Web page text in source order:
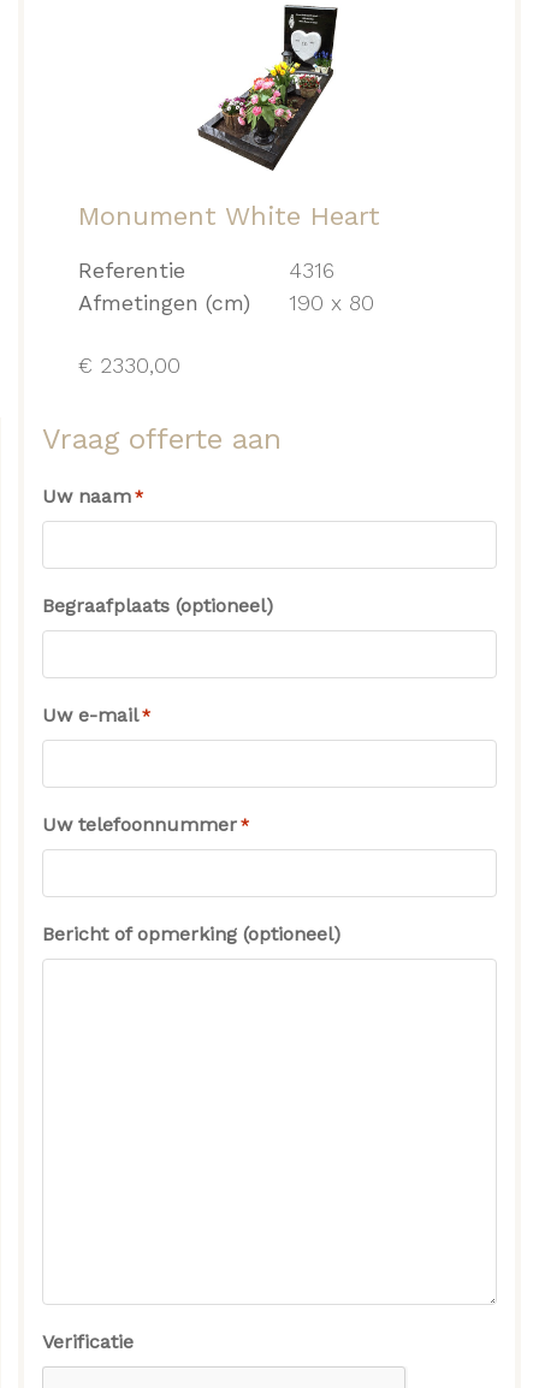
Monument White Heart
Referentie
4316
Afmetingen (cm)
190 x 80
€ 2330,00
Vraag offerte aan
Uw naam *
Begraafplaats (optioneel)
Uw e-mail *
Uw telefoonnummer *
Bericht of opmerking (optioneel)
Verificatie